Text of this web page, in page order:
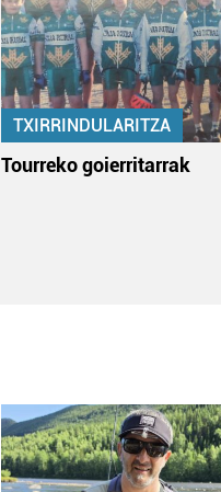
TXIRRINDULARITZA
Tourreko goierritarrak